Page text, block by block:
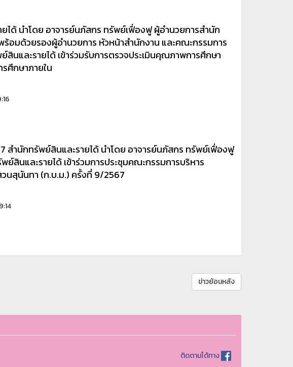
ได้ นำโดย อาจารย์นภัสกร ทรัพย์เฟื่องฟู ผู้อำนวยการสำนัก
ร้อมด้วยรองผู้อำนวยการ หัวหน้าสำนักงาน และคณะกรรมการ
สินและรายได้ เข้าร่วมรับการตรวจประเมินคุณภาพการศึกษา
ศึกษาภายใน
สำนักทรัพย์สินและรายได้ นำโดย อาจารย์นภัสกร ทรัพย์เฟื่องฟู
ย์สินและรายได้ เข้าร่วมการประชุมคณะกรรมการบริหาร
นสุนันทา (ก.บ.ม.) ครั้งที่ 9/2567
ข่าวย้อนหลัง
ติดตามได้ทาง